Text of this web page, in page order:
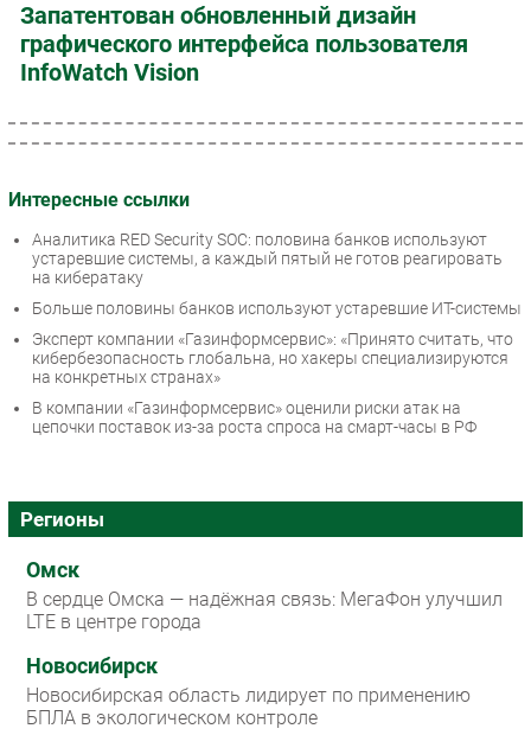
Запатентован обновленный дизайн
графического интерфейса пользователя
InfoWatch Vision
Интересные ссылки
Аналитика RED Security SOC: половина банков используют
устаревшие системы, а каждый пятый не готов реагировать
на кибератаку
Больше половины банков используют устаревшие ИТ-системы
Эксперт компании «Газинформсервис»: «Принято считать, что
кибербезопасность глобальна, но хакеры специализируются
на конкретных странах»
В компании «Газинформсервис» оценили риски атак на
цепочки поставок из-за роста спроса на смарт-часы в РФ
Регионы
Омск
В сердце Омска — надёжная связь: МегаФон улучшил
LTE в центре города
Новосибирск
Новосибирская область лидирует по применению
БПЛА в экологическом контроле